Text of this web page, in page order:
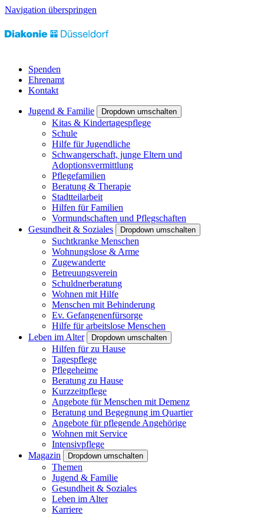
Navigation überspringen
Spenden
Ehrenamt
Kontakt
Jugend & Familie Dropdown umschalten
Kitas & Kindertagespflege
Schule
Hilfe für Jugendliche
Schwangerschaft, junge Eltern und
Adoptionsvermittlung
Pflegefamilien
Beratung & Therapie
Stadtteilarbeit
Hilfen für Familien
Vormundschaften und Pflegschaften
Gesundheit & Soziales
Dropdown umschalten
Suchtkranke Menschen
Wohnungslose & Arme
Zugewanderte
Betreuungsverein
Schuldnerberatung
Wohnen mit Hilfe
Menschen mit Behinderung
Ev. Gefangenenfürsorge
Hilfe für arbeitslose Menschen
Leben im Alter
Dropdown umschalten
Hilfen für zu Hause
Tagespflege
Pflegeheime
Beratung zu Hause
Kurzzeitpflege
Angebote für Menschen mit Demenz
Beratung und Begegnung im Quartier
Angebote für pflegende Angehörige
Wohnen mit Service
Intensivpflege
Magazin
Dropdown umschalten
Themen
Jugend & Familie
Gesundheit & Soziales
Leben im Alter
Karriere